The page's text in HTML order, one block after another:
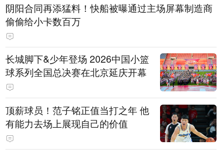
阴阳合同再添猛料！快船被曝通过主场屏幕制造商
偷偷给小卡数百万
长城脚下&少年登场 2026中国小篮
球系列全国总决赛在北京延庆开幕
顶薪球员！范子铭正值当打之年 他
有能力去场上展现自己的价值